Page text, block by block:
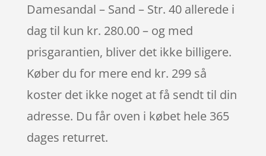
Damesandal – Sand – Str. 40 allerede i
dag til kun kr. 280.00 – og med
prisgarantien, bliver det ikke billigere.
Køber du for mere end kr. 299 så
koster det ikke noget at få sendt til din
adresse. Du får oven i købet hele 365
dages returret.